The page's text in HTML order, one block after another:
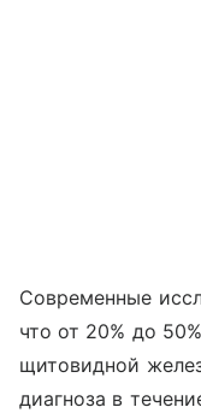
Современные
что от 20% до
щитовидной
диагноза в